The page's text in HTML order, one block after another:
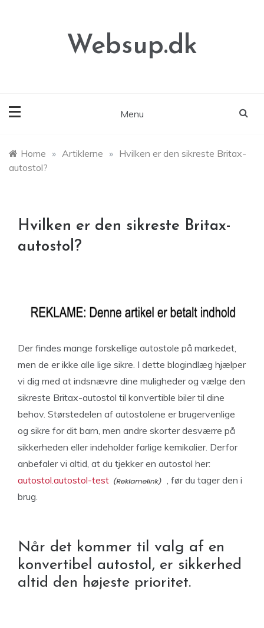
Websup.dk
Menu
Home » Artiklerne » Hvilken er den sikreste Britax-
autostol?
Hvilken er den sikreste Britax-
autostol?
Der findes mange forskellige autostole på markedet,
men de er ikke alle lige sikre. I dette blogindlæg hjælper
vi dig med at indsnævre dine muligheder og vælge den
sikreste Britax-autostol til konvertible biler til dine
behov. Størstedelen af autostolene er brugervenlige
og sikre for dit barn, men andre skorter desværre på
sikkerheden eller indeholder farlige kemikalier. Derfor
anbefaler vi altid, at du tjekker en autostol her:
autostol.autostol-test
, før du tager den i
brug.
Når det kommer til valg af en
konvertibel autostol, er sikkerhed
altid den højeste prioritet.